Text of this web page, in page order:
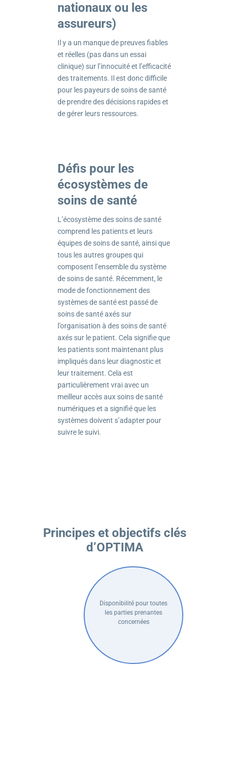
nationaux ou les
assureurs)
Il y a un manque de preuves fiables
et réelles (pas dans un essai
clinique) sur l’innocuité et l’efficacité
des traitements. Il est donc difficile
pour les payeurs de soins de santé
de prendre des décisions rapides et
de gérer leurs ressources.
Défis pour les
écosystèmes de
soins de santé
L’écosystème des soins de santé
comprend les patients et leurs
équipes de soins de santé, ainsi que
tous les autres groupes qui
composent l’ensemble du système
de soins de santé. Récemment, le
mode de fonctionnement des
systèmes de santé est passé de
soins de santé axés sur
l’organisation à des soins de santé
axés sur le patient. Cela signifie que
les patients sont maintenant plus
impliqués dans leur diagnostic et
leur traitement. Cela est
particulièrement vrai avec un
meilleur accès aux soins de santé
numériques et a signifié que les
systèmes doivent s’adapter pour
suivre le suivi.
Principes et objectifs clés
d’OPTIMA
Disponibilité pour toutes
les parties prenantes
concernées